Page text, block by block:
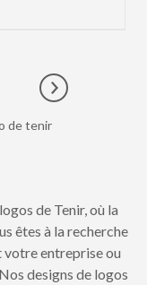
Go to next
de tenir
de Tenir, où la
êtes à la recherche
entreprise ou
designs de logos